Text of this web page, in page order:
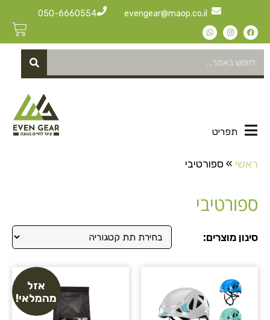
evengear@maop.co.il
050-6660554
תפריט
ראשי » ספורטיבי
ספורטיבי
סינון מוצרים:
אזל
מהמלאי!